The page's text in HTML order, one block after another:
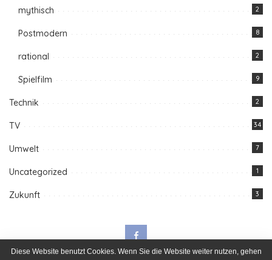
mythisch 2
Postmodern 8
rational 2
Spielfilm 9
Technik 2
TV 34
Umwelt 7
Uncategorized 1
Zukunft 3
Diese Website benutzt Cookies. Wenn Sie die Website weiter nutzen, gehen